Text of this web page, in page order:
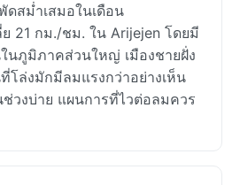
ดสม่ำเสมอในเดือน
21 กม./ชม. ใน Arijejen โดยมี
นภูมิภาคส่วนใหญ่ เมืองชายฝั่ง
โล่งมักมีลมแรงกว่าอย่างเห็น
วงบ่าย แผนการที่ไวต่อลมควร